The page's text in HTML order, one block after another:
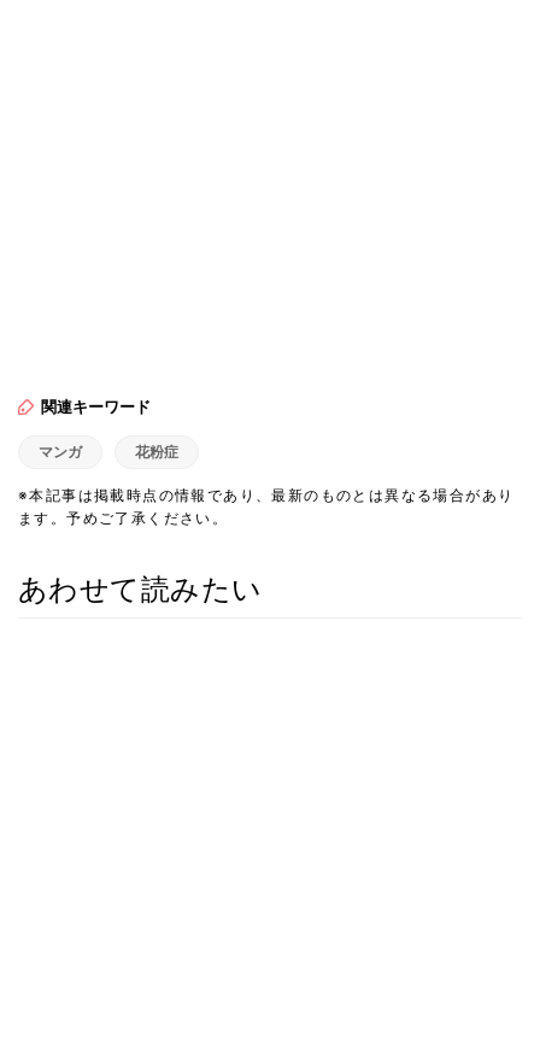
関連キーワード
マンガ 花粉症
※本記事は掲載時点の情報であり、最新のものとは異なる場合があり
ます。予めご了承ください。
あわせて読みたい